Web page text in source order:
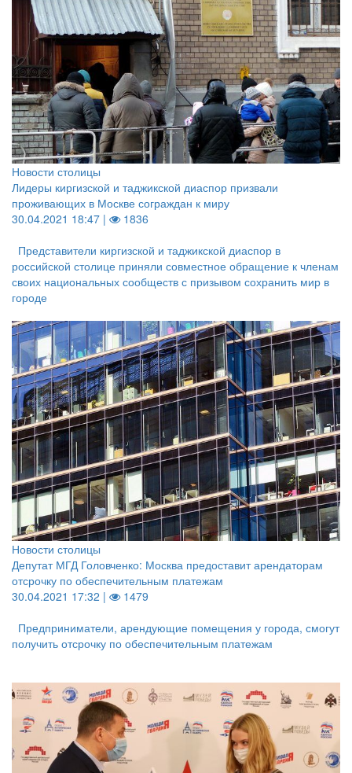
Новости столицы
Лидеры киргизской и таджикской диаспор призвали
проживающих в Москве сограждан к миру
30.04.2021 18:47 |
1836
Представители киргизской и таджикской диаспор в
российской столице приняли совместное обращение к членам
своих национальных сообществ с призывом сохранить мир в
городе
Новости столицы
Депутат МГД Головченко: Москва предоставит арендаторам
отсрочку по обеспечительным платежам
30.04.2021 17:32 |
1479
Предприниматели, арендующие помещения у города, смогут
получить отсрочку по обеспечительным платежам